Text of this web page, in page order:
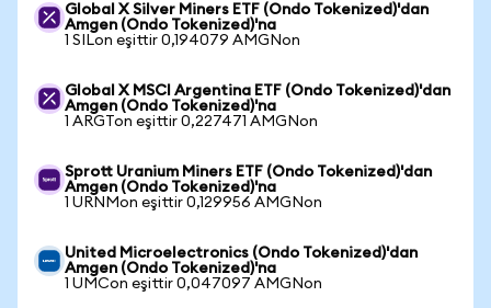
Global X Silver Miners ETF (Ondo Tokenized)'dan
Amgen (Ondo Tokenized)'na
1 SILon eşittir 0,194079 AMGNon
Global X MSCI Argentina ETF (Ondo Tokenized)'dan
Amgen (Ondo Tokenized)'na
1 ARGTon eşittir 0,227471 AMGNon
Sprott Uranium Miners ETF (Ondo Tokenized)'dan
Amgen (Ondo Tokenized)'na
1 URNMon eşittir 0,129956 AMGNon
United Microelectronics (Ondo Tokenized)'dan
Amgen (Ondo Tokenized)'na
1 UMCon eşittir 0,047097 AMGNon